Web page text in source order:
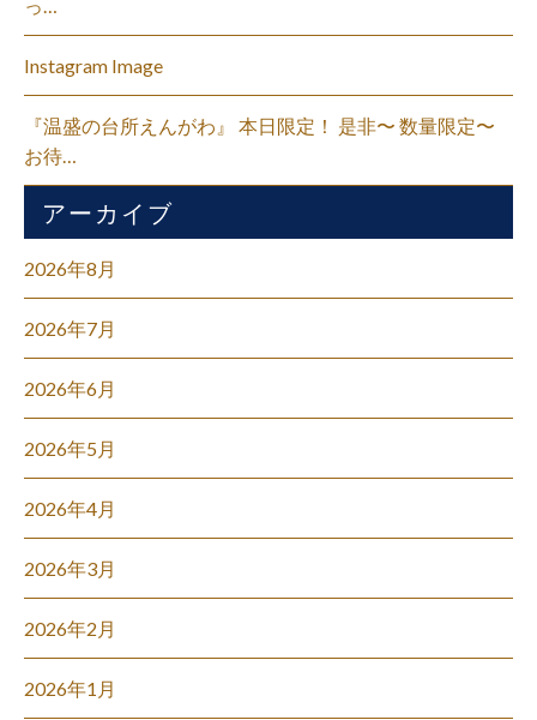
っ…
Instagram Image
『温盛の台所えんがわ』 本日限定！ 是非〜 数量限定〜
お待…
アーカイブ
2026年8月
2026年7月
2026年6月
2026年5月
2026年4月
2026年3月
2026年2月
2026年1月